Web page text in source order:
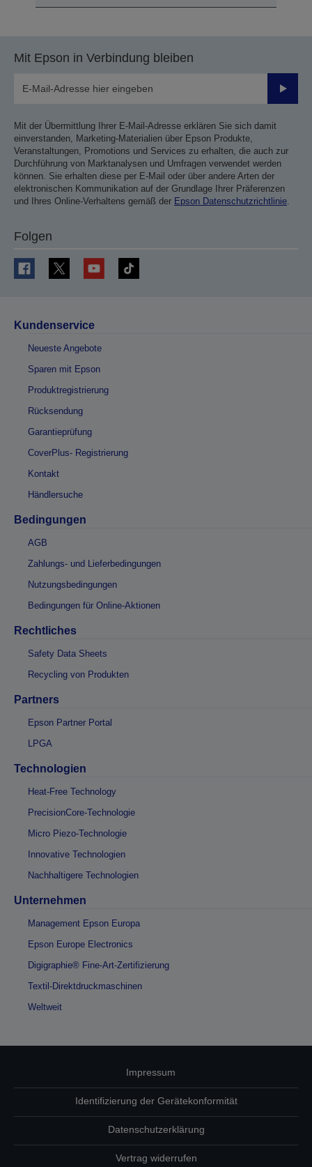
Mit Epson in Verbindung bleiben
Mit der Übermittlung Ihrer E-Mail-Adresse erklären Sie sich damit
einverstanden, Marketing-Materialien über Epson Produkte,
Veranstaltungen, Promotions und Services zu erhalten, die auch zur
Durchführung von Marktanalysen und Umfragen verwendet werden
können. Sie erhalten diese per E-Mail oder über andere Arten der
elektronischen Kommunikation auf der Grundlage Ihrer Präferenzen
und Ihres Online-Verhaltens gemäß der Epson Datenschutzrichtlinie
Folgen
Kundenservice
Neueste Angebote
Sparen mit Epson
Produktregistrierung
Rücksendung
Garantieprüfung
CoverPlus- Registrierung
Kontakt
Händlersuche
Bedingungen
AGB
Zahlungs- und Lieferbedingungen
Nutzungsbedingungen
Bedingungen für Online-Aktionen
Rechtliches
Safety Data Sheets
Recycling von Produkten
Partners
Epson Partner Portal
LPGA
Technologien
Heat-Free Technology
PrecisionCore-Technologie
Micro Piezo-Technologie
Innovative Technologien
Nachhaltigere Technologien
Unternehmen
Management Epson Europa
Epson Europe Electronics
Digigraphie® Fine-Art-Zertifizierung
Textil-Direktdruckmaschinen
Weltweit
Impressum
Identifizierung der Gerätekonformität
Datenschutzerklärung
Vertrag widerrufen